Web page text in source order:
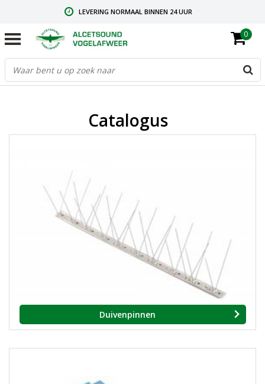
LEVERING NORMAAL BINNEN 24 UUR
GRATIS VERZENDING VANAF € 59,00
CONTACT: +31.73.2032137
0
Catalogus
Duivenpinnen